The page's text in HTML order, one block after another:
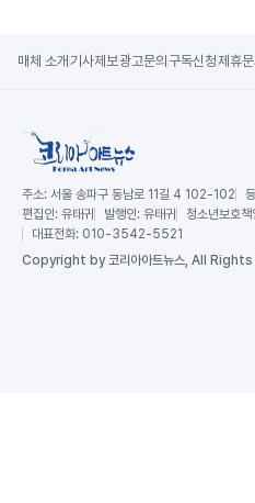
매체 소개 기사제보광고문의 구독신청제휴문
주소: 서울 송파구 동남로 11길 4 102-102
편집인: 유태귀 발행인: 유태귀 청소년보호책
대표전화: 010-3542-5521
Copyright by 코리아아트뉴스, All Rights